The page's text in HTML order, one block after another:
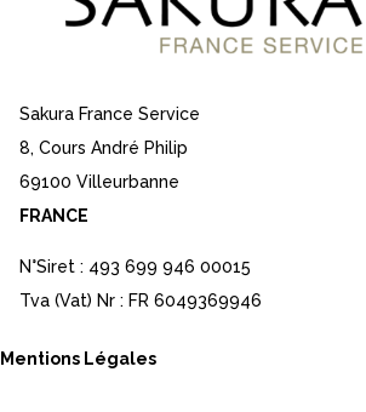
Sakura France Service
8, Cours André Philip
69100 Villeurbanne
FRANCE
N°Siret : 493 699 946 00015
Tva (Vat) Nr : FR 6049369946
Mentions Légales